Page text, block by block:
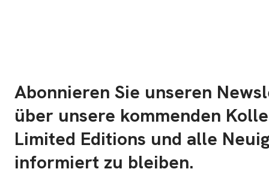
Abonnieren Sie unseren
über unsere kommenden
Limited Editions und alle
informiert zu bleiben.